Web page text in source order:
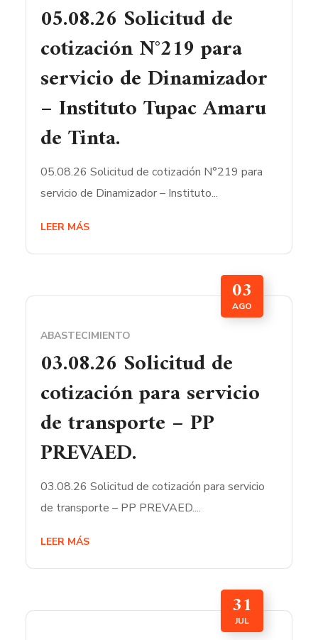
05.08.26 Solicitud de
cotización N°219 para
servicio de Dinamizador
– Instituto Tupac Amaru
de Tinta.
05.08.26 Solicitud de cotización N°219 para
servicio de Dinamizador – Instituto...
LEER MÁS
03
AGO
ABASTECIMIENTO
03.08.26 Solicitud de
cotización para servicio
de transporte – PP
PREVAED.
03.08.26 Solicitud de cotización para servicio
de transporte – PP PREVAED....
LEER MÁS
31
JUL